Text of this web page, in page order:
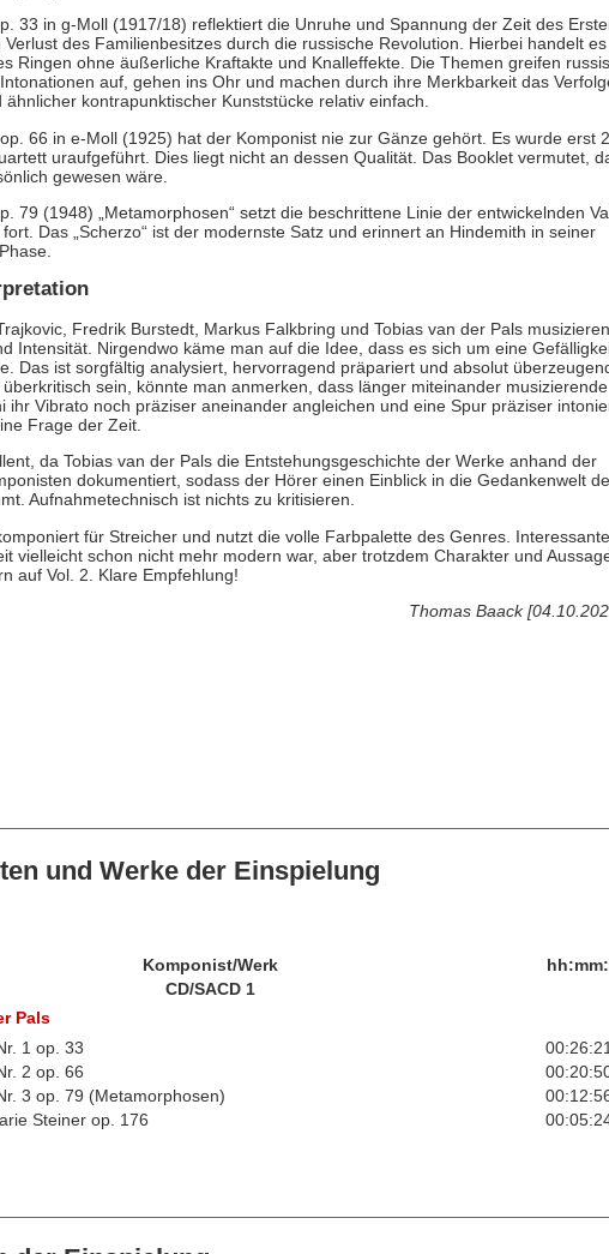
33 in g-Moll (1917/18) reflektiert die Unruhe und Spannung der Zeit des
des Familienbesitzes durch die russische Revolution. Hierbei handelt es
Ringen ohne äußerliche Kraftakte und Knalleffekte. Die Themen greifen
auf, gehen ins Ohr und machen durch ihre Merkbarkeit das
ähnlicher kontrapunktischer Kunststücke relativ einfach.
66 in e-Moll (1925) hat der Komponist nie zur Gänze gehört. Es wurde erst
uraufgeführt. Dies liegt nicht an dessen Qualität. Das Booklet vermutet,
gewesen wäre.
79 (1948) „Metamorphosen“ setzt die beschrittene Linie der entwickelnden
Das „Scherzo“ ist der modernste Satz und erinnert an Hindemith in seiner
Fredrik Burstedt, Markus Falkbring und Tobias van der Pals
Intensität. Nirgendwo käme man auf die Idee, dass es sich um eine
Das ist sorgfältig analysiert, hervorragend präpariert und absolut
sein, könnte man anmerken, dass länger miteinander musizierende
ihr Vibrato noch präziser aneinander angleichen und eine Spur präziser
Frage der Zeit.
da Tobias van der Pals die Entstehungsgeschichte der Werke anhand der
dokumentiert, sodass der Hörer einen Einblick in die Gedankenwelt
Aufnahmetechnisch ist nichts zu kritisieren.
für Streicher und nutzt die volle Farbpalette des Genres. Interessante
vielleicht schon nicht mehr modern war, aber trotzdem Charakter und
auf Vol. 2. Klare Empfehlung!
Thomas Baack
und Werke der Einspielung
Komponist/Werk
CD/SACD 1
Pals
1 op. 33
00:26:21
2 op. 66
3 op. 79 (Metamorphosen)
Steiner op. 176